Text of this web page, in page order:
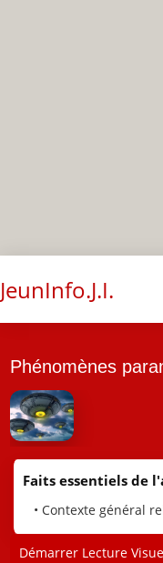
JeunInfo.J.I.
Phénomènes
Faits essentiels de
• Contexte général
Démarrer Lecture